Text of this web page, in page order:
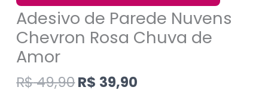
Adesivo de Parede Nuvens
Chevron Rosa Chuva de
Amor
R$49,90R$ 39,90